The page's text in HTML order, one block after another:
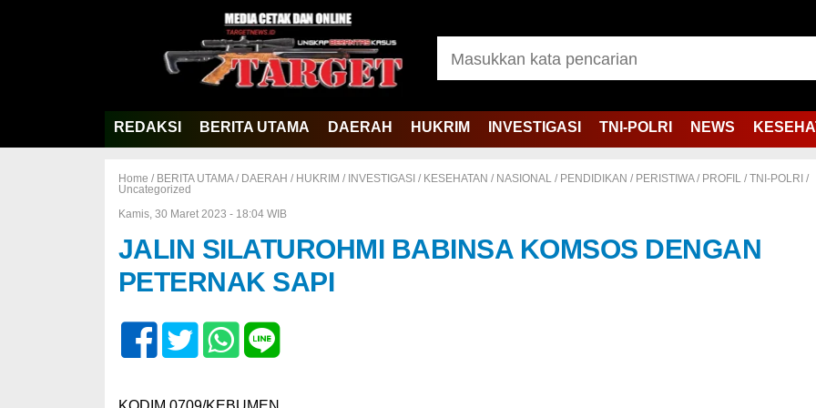
REDAKSI BERITA UTAMA DAERAH HUKRIM INVESTIGASI TNI-POLRI NEWS
Home / BERITA UTAMA/ DAERAH / HUKRIM / INVESTIGASI / KESEHATAN / NASIONAL/ PENDIDIKAN / PERISTIWA/ PROFIL/ TNI-POLRI /
Uncategorized
Kamis, 30 Maret 2023 - 18:04 WIB
JALIN SILATUROHMI BABINSA KOMSOS DENGAN
PETERNAK SAPI